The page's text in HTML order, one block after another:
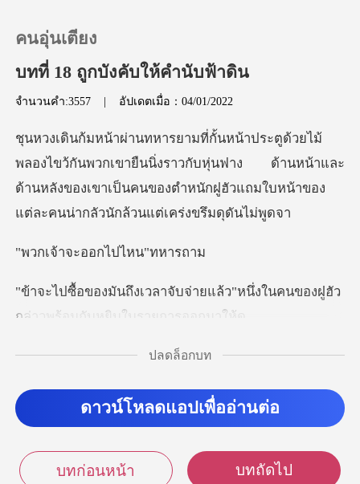
เติมเงิน
ประวัติการอ่าน
ออกจากระบบ
ดาวน์โหลดแอป
คนอุ่นเตียง
บทที่ 18 ถูกบังคับให้คำนับฟ้าดิน
จำนวนคำ:3557 | อัปเดตเมื่อ：04/01/2022
กเขายืนนิ่งราวกับหุ่นฟาง ด้านหน้าและ
ด้านหลังของเขาเป็นคนของตำหนั
จะออกไปไห
่ายแล้ว"หนึ่งในคนของฝูฮัว
กล่าว
านทางมี
ี"พ
ปลดล็อกบท
ดาวน์โหลดแอปเพื่ออ่านต่อ
บทก่อนหน้า บทถัดไป